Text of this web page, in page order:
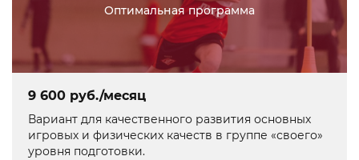
Оптимальная программа
9 600 руб./месяц
Вариант для качественного развития основных
игровых и физических качеств в группе «своего»
уровня подготовки.